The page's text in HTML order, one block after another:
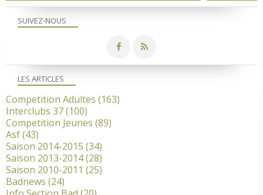
SUIVEZ-NOUS
LES ARTICLES
Competition Adultes (163)
Interclubs 37(100)
Competition Jeunes (89)
Asf(43)
Saison 2014-2015 (34)
Saison 2013-2014(28)
Saison 2010-2011 (25)
Badnews (24)